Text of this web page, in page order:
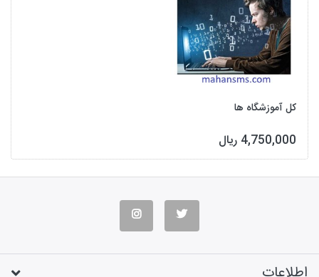
کل آموزشگاه ها
4,750,000 ریال